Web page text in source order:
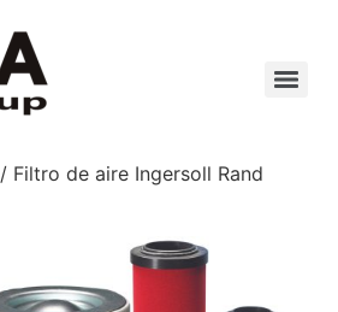
/ Filtro de aire Ingersoll Rand